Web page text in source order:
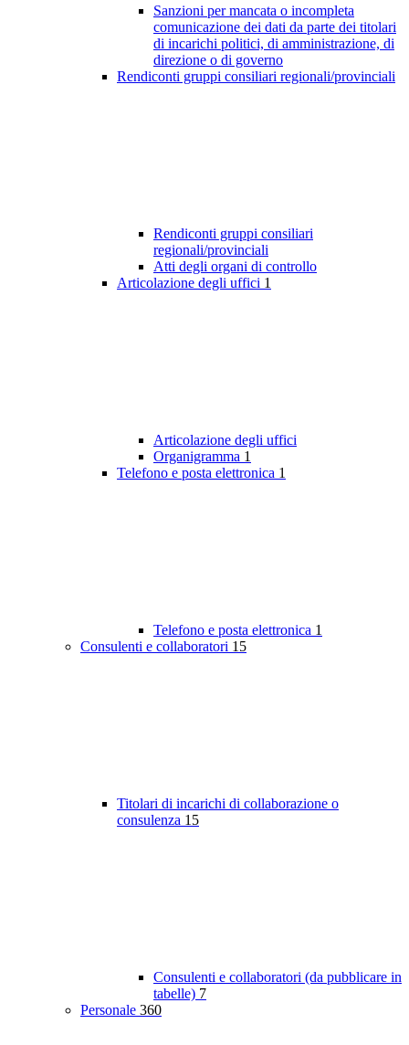
Sanzioni per mancata o incompleta
comunicazione dei dati da parte dei titolari
di incarichi politici, di amministrazione, di
direzione o di governo
Rendiconti gruppi consiliari regionali/provinciali
Rendiconti gruppi consiliari
regionali/provinciali
Atti degli organi di controllo
Articolazione degli uffici 1
Articolazione degli uffici
Organigramma 1
Telefono e posta elettronica 1
Telefono e posta elettronica 1
Consulenti e collaboratori 15
Titolari di incarichi di collaborazione o
consulenza 15
Consulenti e collaboratori (da pubblicare in
tabelle) 7
Personale 360